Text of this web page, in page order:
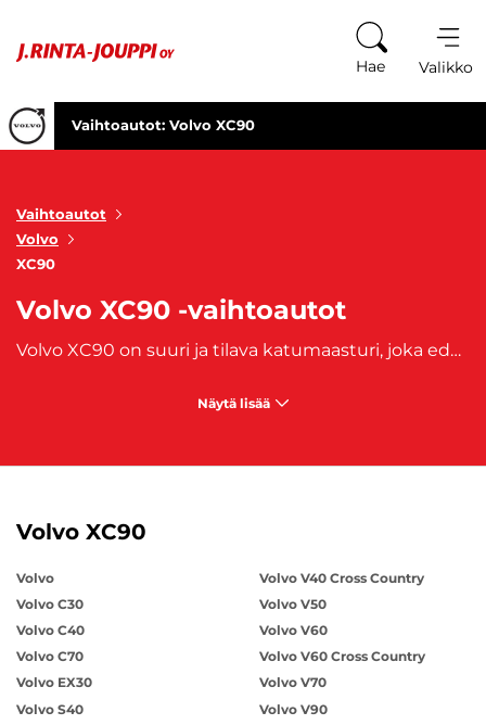
Hae Valikko
Vaihtoautot: Volvo XC90
Vaihtoautot
Volvo
XC90
Volvo XC90 -vaihtoautot
Volvo XC90 on suuri ja tilava katumaasturi, joka edustaa Volvon huippuluokkaa. Se tarjoaa ylellisen ja tyylikkään muotoilun, erinomaisen turvallisuuden ja korkealuokkasen sisätilan. Volvo XC90 on erittäin tilava ja siitä löytyy kolme istuinriviä, mikä mahdollistaa jopa seitsemän matkustajan kuljettamisen. XC90-automalli on suurempi ja tilavampi vaihtoehto, kuin samaan malliperheeseen kuuluvat
Näytä lisää
Volvo XC90
Volvo
Volvo C30
Volvo C40
Volvo C70
Volvo EX30
Volvo S40
Volvo V40 Cross Country
Volvo V50
Volvo V60
Volvo V60 Cross Country
Volvo V70
Volvo V90